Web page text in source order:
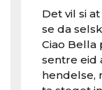
Det vil si
se da
Ciao Bella
sentre eid
hendelse,